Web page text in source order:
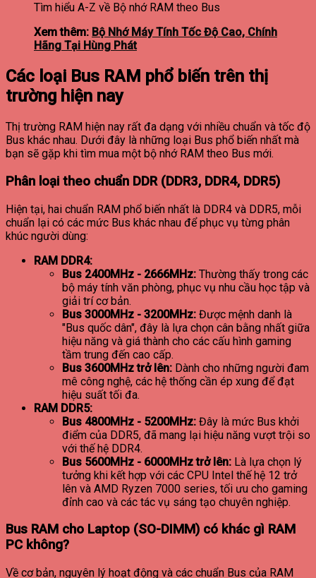
Tìm hiểu A-Z về Bộ nhớ RAM theo Bus
Xem thêm: Bộ Nhớ Máy Tính Tốc Độ Cao, Chính
Hãng Tại Hùng Phát
Các loại Bus RAM phổ biến trên thị
trường hiện nay
Thị trường RAM hiện nay rất đa dạng với nhiều chuẩn và tốc độ
Bus khác nhau. Dưới đây là những loại Bus phổ biến nhất mà
bạn sẽ gặp khi tìm mua một bộ nhớ RAM theo Bus mới.
Phân loại theo chuẩn DDR (DDR3, DDR4, DDR5)
Hiện tại, hai chuẩn RAM phổ biến nhất là DDR4 và DDR5, mỗi
chuẩn lại có các mức Bus khác nhau để phục vụ từng phân
khúc người dùng:
RAM DDR4:
Bus 2400MHz - 2666MHz: Thường thấy trong các
bộ máy tính văn phòng, phục vụ nhu cầu học tập và
giải trí cơ bản.
Bus 3000MHz - 3200MHz: Được mệnh danh là
"Bus quốc dân", đây là lựa chọn cân bằng nhất giữa
hiệu năng và giá thành cho các cấu hình gaming
tầm trung đến cao cấp.
Bus 3600MHz trở lên: Dành cho những người đam
mê công nghệ, các hệ thống cần ép xung để đạt
hiệu suất tối đa.
RAM DDR5:
Bus 4800MHz - 5200MHz: Đây là mức Bus khởi
điểm của DDR5, đã mang lại hiệu năng vượt trội so
với thế hệ DDR4.
Bus 5600MHz - 6000MHz trở lên: Là lựa chọn lý
tưởng khi kết hợp với các CPU Intel thế hệ 12 trở
lên và AMD Ryzen 7000 series, tối ưu cho gaming
đỉnh cao và các tác vụ sáng tạo chuyên nghiệp.
Bus RAM cho Laptop (SO-DIMM) có khác gì RAM
PC không?
Về cơ bản, nguyên lý hoạt động và các chuẩn Bus của RAM